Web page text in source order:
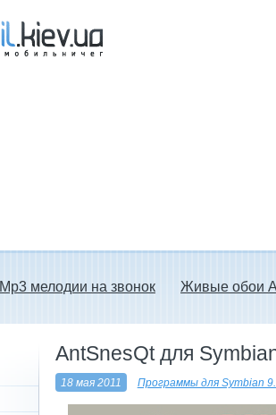
Mp3 мелодии на звонок Живые обои
AntSnesQt для
18 мая 2011 Программы для Symbian